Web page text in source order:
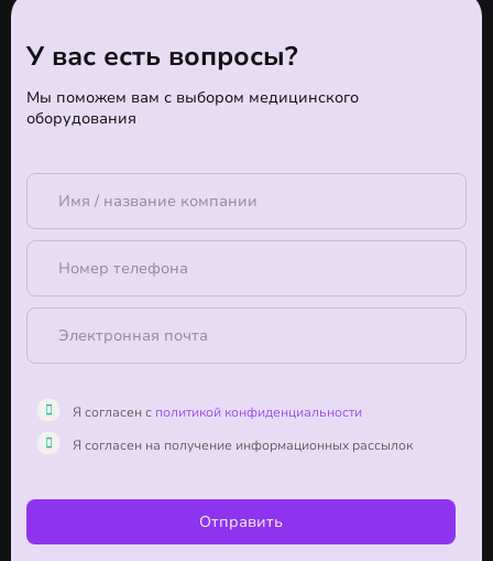
У вас есть вопросы?
Мы поможем вам с выбором медицинского
оборудования
Отправить
Я согласен с политикой конфиденциальности
Я согласен на получение информационных рассылок